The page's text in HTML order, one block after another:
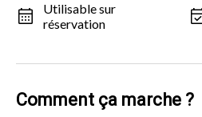
Utilisable sur
réservation
Comment ça marche ?